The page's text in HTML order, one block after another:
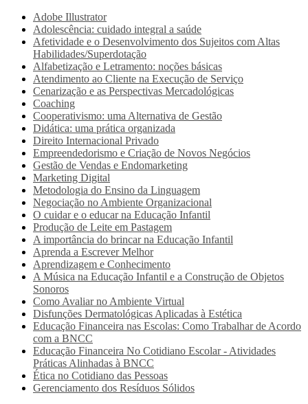
Adobe Illustrator
Adolescência: cuidado integral a saúde
Afetividade e o Desenvolvimento dos Sujeitos com Altas
Habilidades/Superdotação
Alfabetização e Letramento: noções básicas
Atendimento ao Cliente na Execução de Serviço
Cenarização e as Perspectivas Mercadológicas
Coaching
Cooperativismo: uma Alternativa de Gestão
Didática: uma prática organizada
Direito Internacional Privado
Empreendedorismo e Criação de Novos Negócios
Gestão de Vendas e Endomarketing
Marketing Digital
Metodologia do Ensino da Linguagem
Negociação no Ambiente Organizacional
O cuidar e o educar na Educação Infantil
Produção de Leite em Pastagem
A importância do brincar na Educação Infantil
Aprenda a Escrever Melhor
Aprendizagem e Conhecimento
A Música na Educação Infantil e a Construção de Objetos
Sonoros
Como Avaliar no Ambiente Virtual
Disfunções Dermatológicas Aplicadas à Estética
Educação Financeira nas Escolas: Como Trabalhar de Acordo
com a BNCC
Educação Financeira No Cotidiano Escolar - Atividades
Práticas Alinhadas à BNCC
Ética no Cotidiano das Pessoas
Gerenciamento dos Resíduos Sólidos